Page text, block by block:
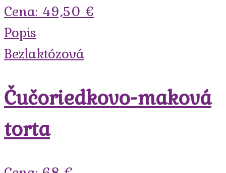
Cena: 49,50 €
Popis
Bezlaktózová
Čučoriedkovo-maková
torta